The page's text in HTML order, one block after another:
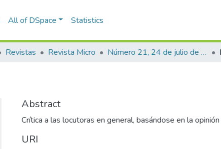
All of DSpace Statistics
Revistas Revista Micro Número 21, 24 de julio de 1940
Abstract
Crítica a las locutoras en general, basándose en la
URI